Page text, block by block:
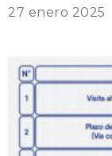
27 enero 2025